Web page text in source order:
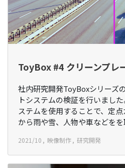
ToyBox #4 クリーンプレ
社内研究開発ToyBoxシリーズ
トシステムの検証を行いまし
ステムを使用することで、定
から雨や雪、人物や車などを
2021/10 映像制作 研究開発